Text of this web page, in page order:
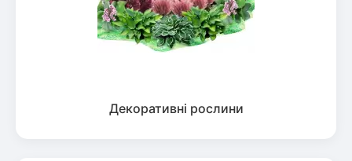
Декоративні рослини